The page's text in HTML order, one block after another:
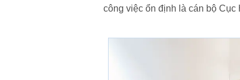
công việc ổn định là cán bộ Cục